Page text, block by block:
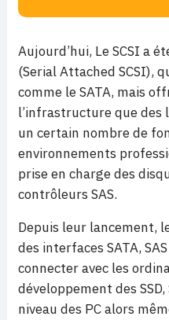
Aujourd’hui, Le SCSI a
(Serial Attached SCSI),
comme le SATA, mais
l’infrastructure que
un certain nombre de
environnements
prise en charge des
contrôleurs SAS.
Depuis leur lancement,
des interfaces SATA,
connecter avec les
développement des SSD,
niveau des PC alors